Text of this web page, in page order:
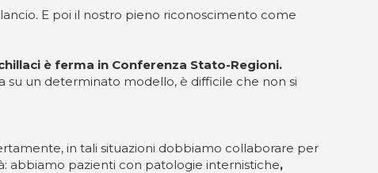
E poi il nostro pieno riconoscimento come
è ferma in Conferenza Stato-Regioni.
un determinato modello, è difficile che non si
in tali situazioni dobbiamo collaborare per
abbiamo pazienti con patologie internistiche,